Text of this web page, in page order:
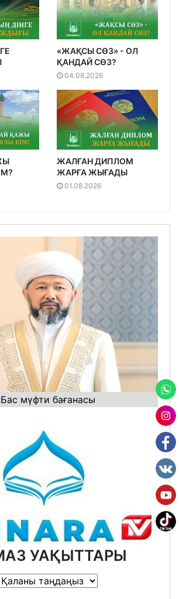
«ЖАҚСЫ СӨЗ» - ОЛ
ҚАНДАЙ СӨЗ?
04.08.2026
ЖАЛҒАН ДИПЛОМ
ЖАРҒА ЖЫҒАДЫ
01.08.2026
Бас мүфти бағанасы
УАҚЫТТАРЫ